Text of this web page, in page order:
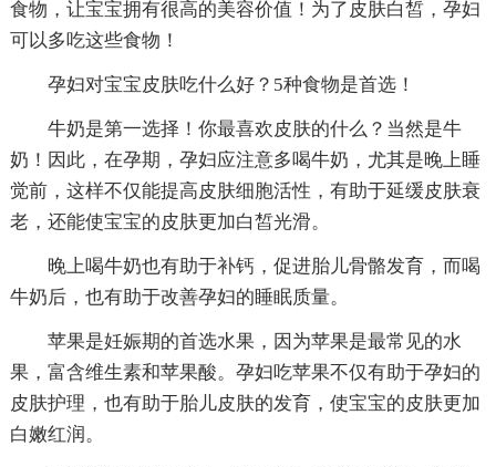
食物，让宝宝拥有很高的美容价值！为了皮肤白皙，孕妇
可以多吃这些食物！
孕妇对宝宝皮肤吃什么好？5种食物是首选！
牛奶是第一选择！你最喜欢皮肤的什么？当然是牛
奶！因此，在孕期，孕妇应注意多喝牛奶，尤其是晚上睡
觉前，这样不仅能提高皮肤细胞活性，有助于延缓皮肤衰
老，还能使宝宝的皮肤更加白皙光滑。
晚上喝牛奶也有助于补钙，促进胎儿骨骼发育，而喝
牛奶后，也有助于改善孕妇的睡眠质量。
苹果是妊娠期的首选水果，因为苹果是最常见的水
果，富含维生素和苹果酸。孕妇吃苹果不仅有助于孕妇的
皮肤护理，也有助于胎儿皮肤的发育，使宝宝的皮肤更加
白嫩红润。